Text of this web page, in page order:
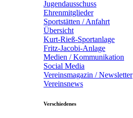
Jugendausschuss
Ehrenmitglieder
Sportstätten / Anfahrt
Übersicht
Kurt-Rieß-Sportanlage
Fritz-Jacobi-Anlage
Medien / Kommunikation
Social Media
Vereinsmagazin / Newsletter
Vereinsnews
Verschiedenes